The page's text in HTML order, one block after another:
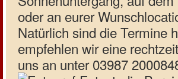
oder an eurer
Natürlich sind die Termine
empfehlen wir eine
uns an unter 03987